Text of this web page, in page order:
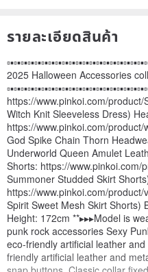
รายละเอียดสินค้า
2025 Halloween Accessories
https://www.pinkoi.com/
Witch Knit Sleeveless Dress)
https://www.pinkoi.com/product/
God Spike Chain Thorn
Underworld Queen Amulet
Shorts: https://www.pinkoi.com/
Summoner Studded Skirt
https://www.pinkoi.com/
Spirit Sweet Mesh Skirt Shorts)
Height: 172cm **▸▸▸Model is
punk rock accessories Sexy
eco-friendly artificial leather
friendly artificial leather and